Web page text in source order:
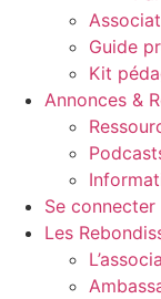
Guide
Kit
Annonces &
Se connecter
Les